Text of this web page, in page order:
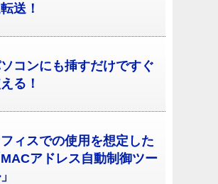
送！
コンにも挿すだけですぐ
る！
ィスでの使用を想定した
MACアドレス自動制御ツー